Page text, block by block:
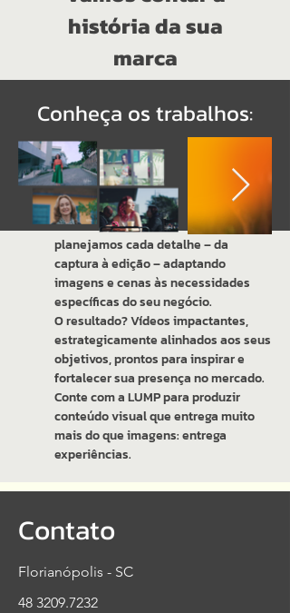
história da sua
marca
visuais que comunicam, engajam e
emocionam. Nosso serviço de
audiovisual é focado em transmitir a
essência da sua marca de forma
única, criando conexões reais com
seu público.
Com um time criativo especializado,
planejamos cada detalhe – da
captura à edição – adaptando
imagens e cenas às necessidades
específicas do seu negócio.
O resultado? Vídeos impactantes,
estrategicamente alinhados aos seus
objetivos, prontos para inspirar e
fortalecer sua presença no mercado.
Conte com a LUMP para produzir
conteúdo visual que entrega muito
mais do que imagens: entrega
experiências.
Conheça os trabalhos:
Contato
Florianópolis - SC
48 3209.7232